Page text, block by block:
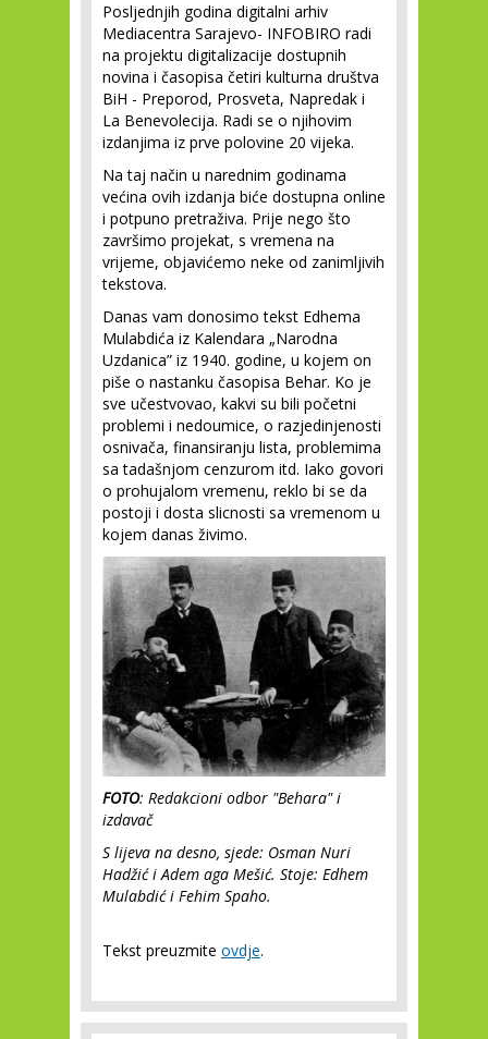
Posljednjih godina digitalni arhiv
Mediacentra Sarajevo- INFOBIRO radi
na projektu digitalizacije dostupnih
novina i časopisa četiri kulturna društva
BiH - Preporod, Prosveta, Napredak i
La Benevolecija. Radi se o njihovim
izdanjima iz prve polovine 20 vijeka.
Na taj način u narednim godinama
većina ovih izdanja biće dostupna online
i potpuno pretraživa. Prije nego što
završimo projekat, s vremena na
vrijeme, objavićemo neke od zanimljivih
tekstova.
Danas vam donosimo tekst Edhema
Mulabdića iz Kalendara „Narodna
Uzdanica” iz 1940. godine, u kojem on
piše o nastanku časopisa Behar. Ko je
sve učestvovao, kakvi su bili početni
problemi i nedoumice, o razjedinjenosti
osnivača, finansiranju lista, problemima
sa tadašnjom cenzurom itd. Iako govori
o prohujalom vremenu, reklo bi se da
postoji i dosta slicnosti sa vremenom u
kojem danas živimo.
FOTO: Redakcioni odbor "Behara" i
izdavač
S lijeva na desno, sjede: Osman Nuri
Hadžić i Adem aga Mešić. Stoje: Edhem
Mulabdić i Fehim Spaho.
Tekst preuzmite ovdje.